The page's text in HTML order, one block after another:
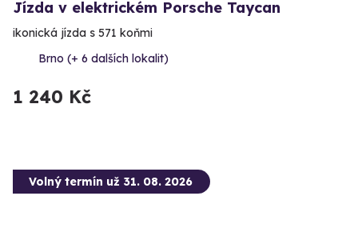
Jízda v elektrickém Porsche Taycan
ikonická jízda s 571 koňmi
Brno (+ 6 dalších lokalit)
1 240 Kč
Volný termín už 31. 08. 2026